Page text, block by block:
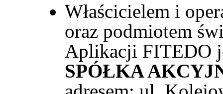
Właścicielem i
oraz podmiotem
Aplikacji FITEDO
SPÓŁKA